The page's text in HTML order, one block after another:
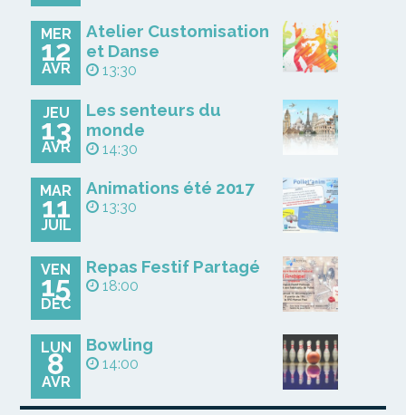
MER
12
AVR
Atelier Customisation
et Danse
13:30
JEU
13
AVR
Les senteurs du
monde
14:30
MAR
11
JUIL
Animations été 2017
13:30
VEN
15
DÉC
Repas Festif Partagé
18:00
LUN
8
AVR
Bowling
14:00